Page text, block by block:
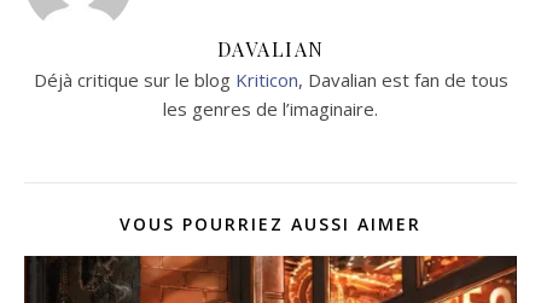
DAVALIAN
Déjà critique sur le blog Kriticon, Davalian est fan de tous
les genres de l’imaginaire.
VOUS POURRIEZ AUSSI AIMER